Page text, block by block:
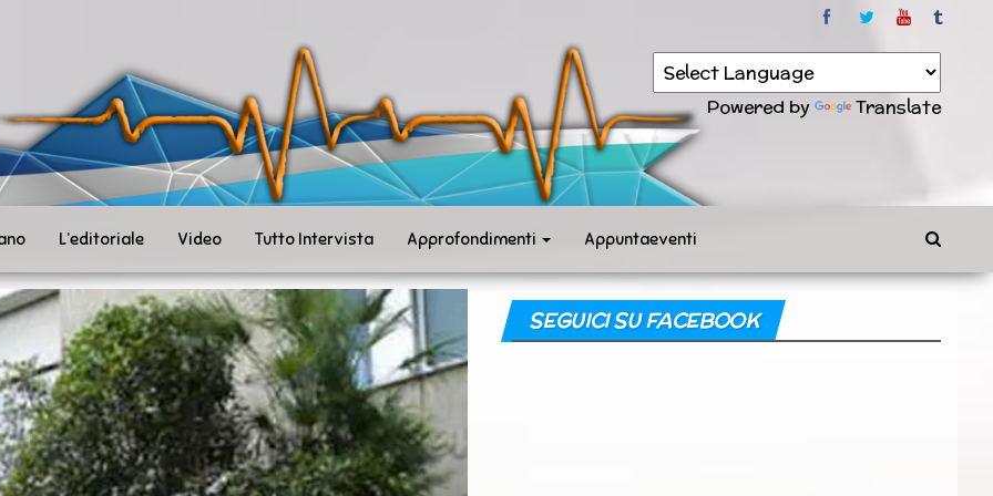
Powered by Translate
L’editoriale Video Tutto Intervista Approfondimenti Appuntaeventi
SEGUICI SU FACEBOOK